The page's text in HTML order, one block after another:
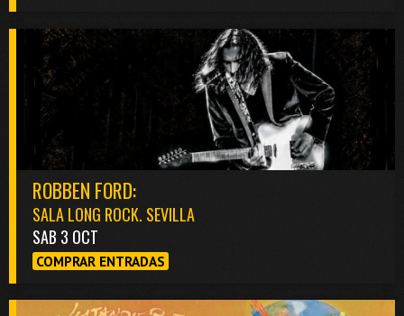
ROBBEN FORD:
SALA LONG ROCK. SEVILLA
SAB 3 OCT
COMPRAR ENTRADAS